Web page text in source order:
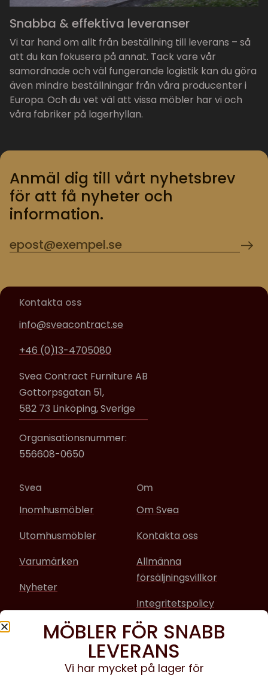
Snabba & effektiva leveranser
Vi tar hand om allt från beställning till leverans – så
att du kan fokusera på annat. Tack vare vår
samordnade och väl fungerande logistik kan du göra
även mindre beställningar från våra producenter i
Europa. Och du vet väl att vissa möbler har vi och
våra fabriker på lagerhyllan.
Anmäl dig till vårt nyhetsbrev
för att få nyheter och
information.
Kontakta oss
info@sveacontract.se
+46 (0)13-4705080
Svea Contract Furniture AB
Gottorpsgatan 51,
582 73 Linköping, Sverige
Organisationsnummer:
556608-0650
Svea
Inomhusmöbler
Utomhusmöbler
Varumärken
Nyheter
Om
Om Svea
Kontakta oss
Allmänna
försäljningsvillkor
Integritetspolicy
Sociala media
Facebook
MÖBLER FÖR SNABB
LEVERANS
Vi har mycket på lager för